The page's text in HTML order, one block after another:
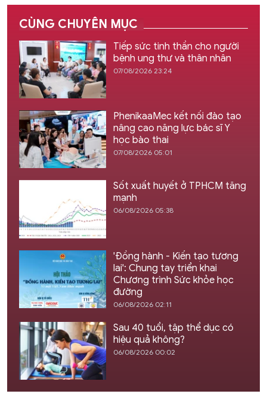
CÙNG CHUYÊN MỤC
Tiếp sức tinh thần cho người
bệnh ung thư và thân nhân
07/08/2026 23:24
PhenikaaMec kết nối đào tạo
nâng cao năng lực bác sĩ Y
học bào thai
07/08/2026 05:01
Sốt xuất huyết ở TPHCM tăng
mạnh
06/08/2026 05:38
'Đồng hành - Kiến tạo tương
lai': Chung tay triển khai
Chương trình Sức khỏe học
đường
06/08/2026 02:11
Sau 40 tuổi, tập thể dục có
hiệu quả không?
06/08/2026 00:02